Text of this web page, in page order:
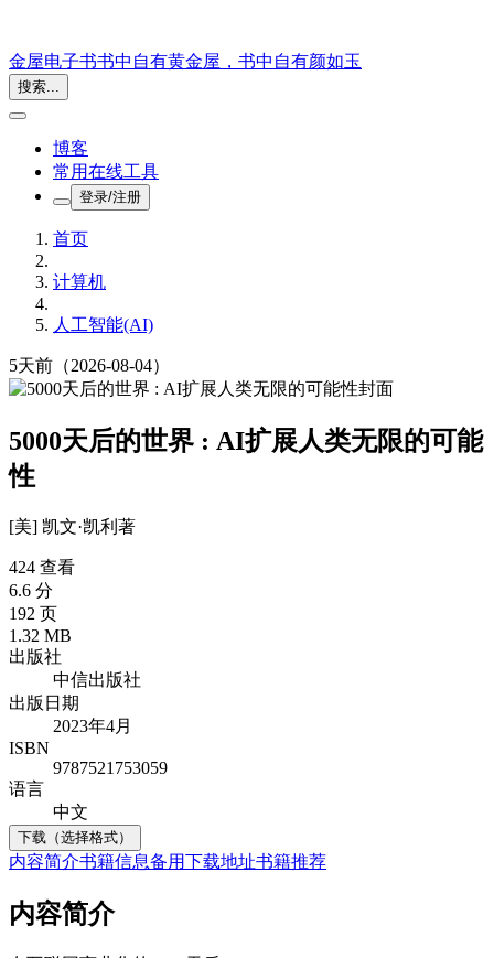
金屋电子书书中自有黄金屋，书中自有颜如玉
搜索...
博客
常用在线工具
登录/注册
首页
计算机
人工智能(AI)
5天前 （2026-08-04）
5000天后的世界 : AI扩展人类无限的可能
性
[美] 凯文·凯利 著
424 查看
6.6 分
192 页
1.32 MB
出版社
中信出版社
出版日期
2023年4月
ISBN
9787521753059
语言
中文
下载（选择格式）
内容简介书籍信息备用下载地址书籍推荐
内容简介